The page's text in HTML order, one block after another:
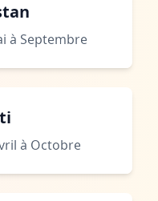
Meilleure Période: Mai à Septembre
Meilleure Période: Avril à Octobre